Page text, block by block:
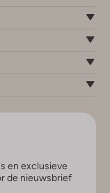
en exclusieve
de nieuwsbrief